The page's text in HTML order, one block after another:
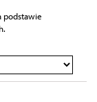
podstawie